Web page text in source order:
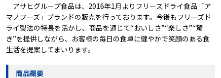
アサヒグループ食品は、2016年1月よりフリーズドライ食品「ア
マノフーズ」ブランドの販売を行っております。今後もフリーズド
ライ製法の特長を活かし、商品を通じて“おいしさ”“楽しさ”“驚
き”を提供しながら、お客様の毎日の食卓に健やかで笑顔のある食
生活を提案してまいります。
商品概要